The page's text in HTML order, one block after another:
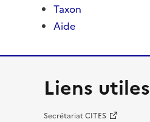
Taxon
Aide
Liens utiles
Secrétariat CITES